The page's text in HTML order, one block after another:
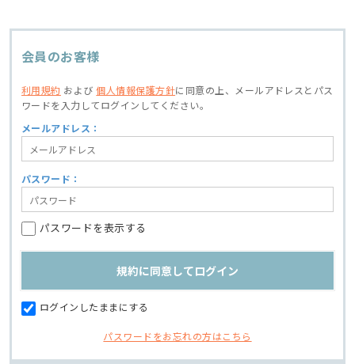
会員のお客様
利用規約 および個人情報保護方針に同意の上、
メールアドレスとパス
ワードを入力してログインしてください。
メールアドレス：
パスワード：
パスワードを表示する
ログインしたままにする
パスワードをお忘れの方はこちら